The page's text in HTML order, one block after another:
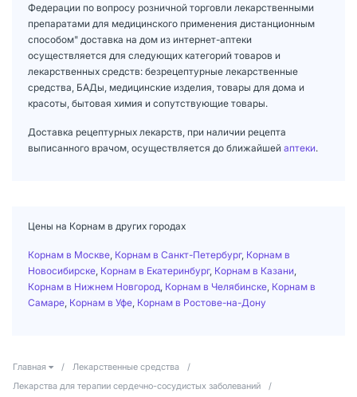
Федерации по вопросу розничной торговли лекарственными
препаратами для медицинского применения дистанционным
способом" доставка на дом из интернет-аптеки
осуществляется для следующих категорий товаров и
лекарственных средств: безрецептурные лекарственные
средства, БАДы, медицинские изделия, товары для дома и
красоты, бытовая химия и сопутствующие товары.
Доставка рецептурных лекарств, при наличии рецепта
выписанного врачом, осуществляется до ближайшей аптеки.
Цены на Корнам в других городах
Корнам в Москве Корнам в Санкт-Петербург, Корнам в
Новосибирске Корнам в Екатеринбург, Корнам в Казани
Корнам в Нижнем Новгород Корнам в Челябинске Корнам в
Самаре Корнам в Уфе Корнам в Ростове-на-Дону
Главная / Лекарственные средства
/
Лекарства для терапии сердечно-сосудистых заболеваний
/